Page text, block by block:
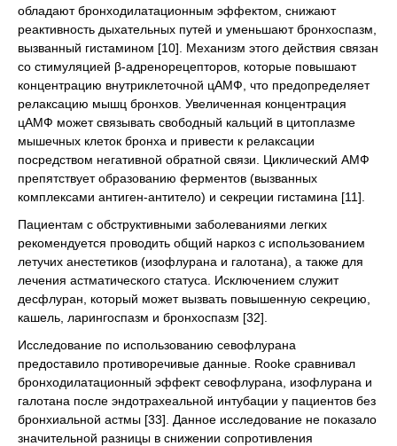
обладают бронходилатационным эффектом, снижают
реактивность дыхательных путей и уменьшают бронхоспазм,
вызванный гистамином [10]. Механизм этого действия связан
со стимуляцией β-адренорецепторов, которые повышают
концентрацию внутриклеточной цАМФ, что предопределяет
релаксацию мышц бронхов. Увеличенная концентрация
цАМФ может связывать свободный кальций в цитоплазме
мышечных клеток бронха и привести к релаксации
посредством негативной обратной связи. Циклический АМФ
препятствует образованию ферментов (вызванных
комплексами антиген-антитело) и секреции гистамина [11].
Пациентам с обструктивными заболеваниями легких
рекомендуется проводить общий наркоз с использованием
летучих анестетиков (изофлурана и галотана), а также для
лечения астматического статуса. Исключением служит
десфлуран, который может вызвать повышенную секрецию,
кашель, ларингоспазм и бронхоспазм [32].
Исследование по использованию севофлурана
предоставило противоречивые данные. Rooke сравнивал
бронходилатационный эффект севофлурана, изофлурана и
галотана после эндотрахеальной интубации у пациентов без
бронхиальной астмы [33]. Данное исследование не показало
значительной разницы в снижении сопротивления